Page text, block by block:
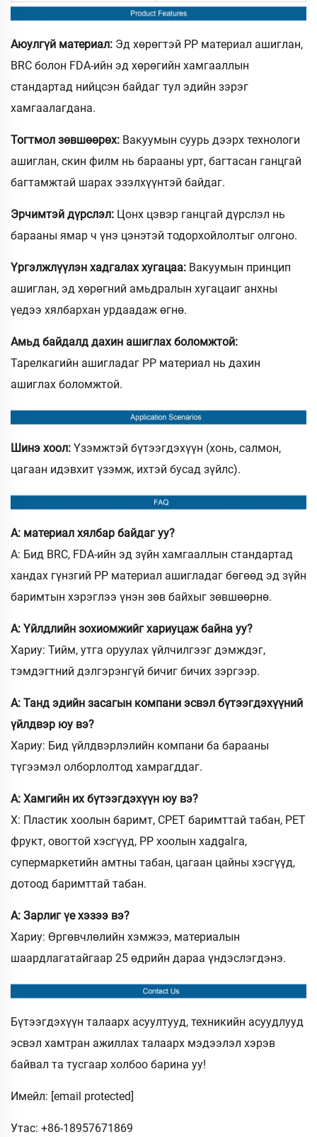
Аюулгүй материал: Эд хөрөгтэй PP материал ашиглан,
BRC болон FDA-ийн эд хөрөгийн хамгааллын
стандартад нийцсэн байдаг тул эдийн зэрэг
хамгаалагдана.
Тогтмол зөвшөөрөх: Вакуумын суурь дээрх технологи
ашиглан, скин филм нь барааны урт, багтасан ганцгай
багтамжтай шарах эзэлхүүнтэй байдаг.
Эрчимтэй дүрслэл: Цонх цэвэр ганцгай дүрслэл нь
барааны ямар ч үнэ цэнэтэй тодорхойлолтыг олгоно.
Үргэлжлүүлэн хадгалах хугацаа: Вакуумын принцип
ашиглан, эд хөрөгний амьдралын хугацаиг анхны
үедээ хялбархан урдаадаж өгнө.
Амьд байдалд дахин ашиглах боломжтой:
Тарелкагийн ашигладаг PP материал нь дахин
ашиглах боломжтой.
Шинэ хоол: Үзэмжтэй бүтээгдэхүүн (хонь, салмон,
цагаан идэвхит үзэмж, ихтэй бусад зүйлс).
А: материал хялбар байдаг уу?
А: Бид BRC, FDA-ийн эд зүйн хамгааллын стандартад
хандах гүнзгий PP материал ашигладаг бөгөөд эд зүйн
баримтын хэрэглээ үнэн зөв байхыг зөвшөөрнө.
А: Үйлдлийн зохиомжийг хариуцаж байна уу?
Хариу: Тийм, утга оруулах үйлчилгээг дэмждэг,
тэмдэгтний дэлгэрэнгүй бичиг бичих зэргээр.
А: Танд эдийн засагын компани эсвэл бүтээгдэхүүний
үйлдвэр юу вэ?
Хариу: Бид үйлдвэрлэлийн компани ба барааны
түгээмэл олборлолтод хамрагддаг.
А: Хамгийн их бүтээгдэхүүн юу вэ?
Х: Пластик хоолын баримт, CPET баримттай табан, PET
фрукт, овогтой хэсгүүд, PP хоолын хадgalга,
супермаркетийн амтны табан, цагаан цайны хэсгүүд,
дотоод баримттай табан.
А: Зарлиг үе хэзээ вэ?
Хариу: Өргөвчлөлийн хэмжээ, материалын
шаардлагатайгаар 25 өдрийн дараа үндэслэгдэнэ.
Бүтээгдэхүүн талаарх асуултууд, техникийн асуудлууд
эсвэл хамтран ажиллах талаарх мэдээлэл хэрэв
байвал та тусгаар холбоо барина уу!
Имейл: [email protected]
Утас: +86-18957671869